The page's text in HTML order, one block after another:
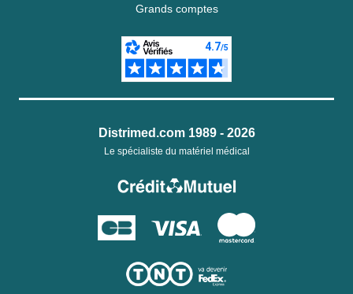
Grands comptes
Distrimed.com 1989 - 2026
Le spécialiste du matériel médical